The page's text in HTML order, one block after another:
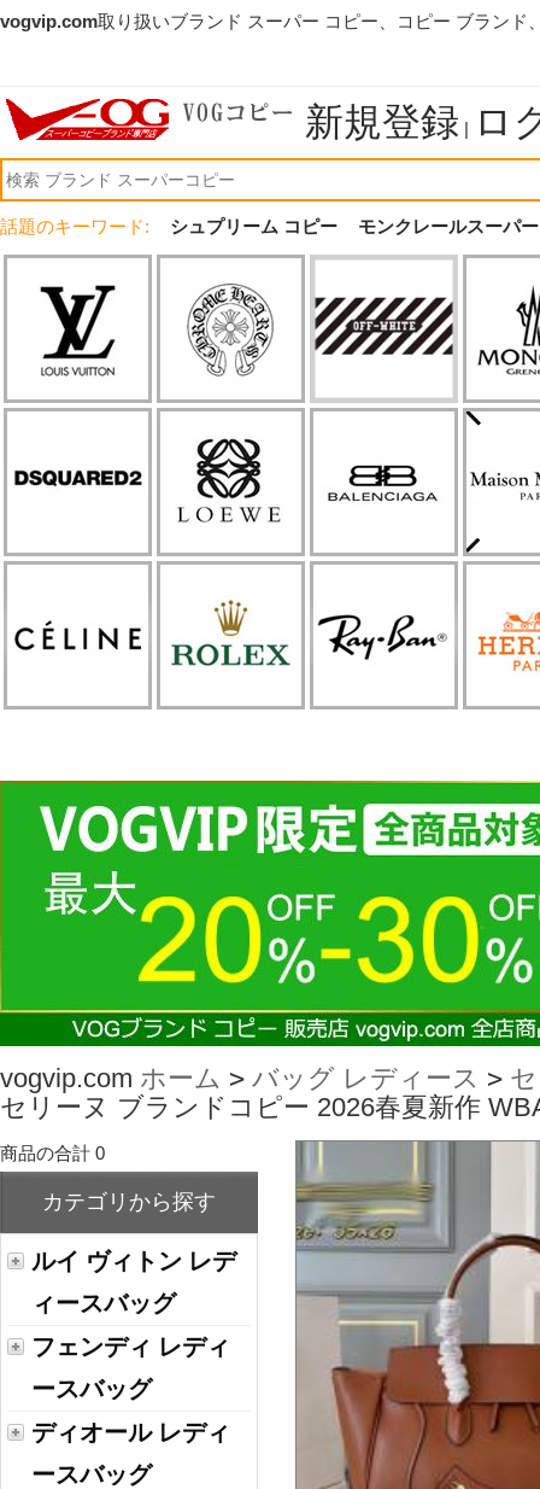
vogvip.com取り扱いブランド スーパー コピー、コピー ブランド
新規登録 | ロ
話題のキーワード: シュプリーム コピー モンクレールスーパ
vogvip.com ホーム > バッグ レディース >
セリーヌ ブランドコピー 2026春夏新作
商品の合計 0
カテゴリから探す
ルイ ヴィトン レデ
ィースバッグ
フェンディ レディ
ースバッグ
ディオール レディ
ースバッグ